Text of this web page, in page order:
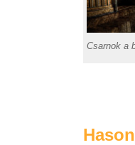
Csarnok a